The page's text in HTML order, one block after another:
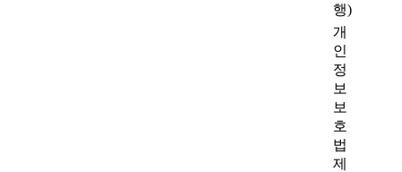
행)
개
인
정
보
보
호
법
제